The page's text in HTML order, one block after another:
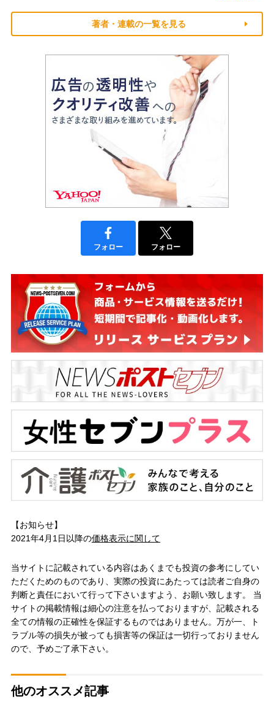
著者・連載の一覧を見る
フォロー フォロー
【お知らせ】
2021年4月1日以降の価格表示に関して
当サイトに記載されている内容はあくまでも投資の参考にしてい
ただくためのものであり、実際の投資にあたっては読者ご自身の
判断と責任において行って下さいますよう、お願い致します。 当
サイトの掲載情報は細心の注意を払っておりますが、記載される
全ての情報の正確性を保証するものではありません。万が一、ト
ラブル等の損失が被っても損害等の保証は一切行っておりません
ので、予めご了承下さい。
他のオススメ記事